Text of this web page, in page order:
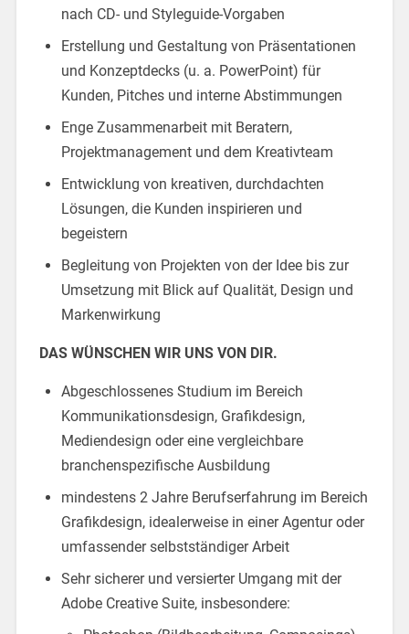
nach CD- und Styleguide-Vorgaben
Erstellung und Gestaltung von Präsentationen
und Konzeptdecks (u. a. PowerPoint) für
Kunden, Pitches und interne Abstimmungen
Enge Zusammenarbeit mit Beratern,
Projektmanagement und dem Kreativteam
Entwicklung von kreativen, durchdachten
Lösungen, die Kunden inspirieren und
begeistern
Begleitung von Projekten von der Idee bis zur
Umsetzung mit Blick auf Qualität, Design und
Markenwirkung
DAS WÜNSCHEN WIR UNS VON DIR.
Abgeschlossenes Studium im Bereich
Kommunikationsdesign, Grafikdesign,
Mediendesign oder eine vergleichbare
branchenspezifische Ausbildung
mindestens 2 Jahre Berufserfahrung im Bereich
Grafikdesign, idealerweise in einer Agentur oder
umfassender selbstständiger Arbeit
Sehr sicherer und versierter Umgang mit der
Adobe Creative Suite, insbesondere: